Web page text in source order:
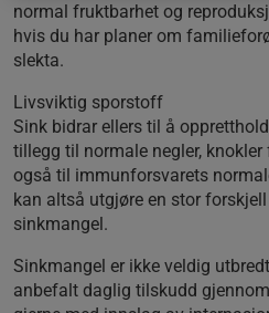
normal fruktbarhet og
hvis du har planer om
slekta.
Livsviktig sporstoff
Sink bidrar ellers til å
tillegg til normale negler,
også til immunforsvarets
kan altså utgjøre en stor
sinkmangel.
Sinkmangel er ikke veldig
anbefalt daglig tilskudd